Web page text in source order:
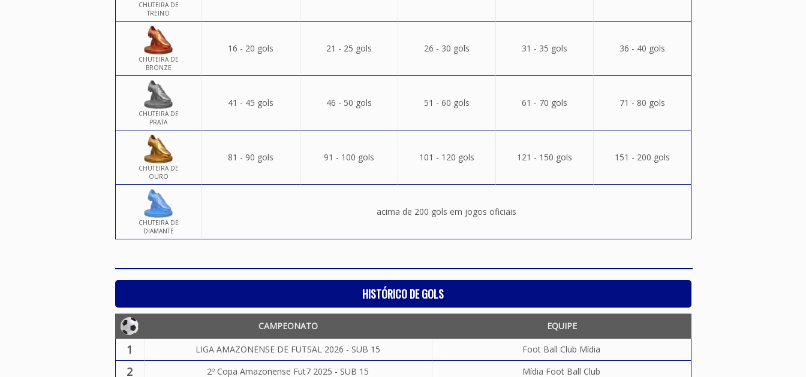
CHUTEIRA DE
TREINO
CHUTEIRA DE
BRONZE
16 - 20 gols 21 - 25 gols 26 - 30 gols 31 - 35 gols 36 - 40 gols
CHUTEIRA DE
PRATA
41 - 45 gols 46 - 50 gols 51 - 60 gols 61 - 70 gols 71 - 80 gols
CHUTEIRA DE
OURO
81 - 90 gols 91 - 100 gols 101 - 120 gols 121 - 150 gols 151 - 200 gols
CHUTEIRA DE
DIAMANTE
acima de 200 gols em jogos oficiais
HISTÓRICO DE GOLS
CAMPEONATO EQUIPE
1 LIGA AMAZONENSE DE FUTSAL 2026 - SUB 15 Foot Ball Club Mídia
2 2º Copa Amazonense Fut7 2025 - SUB 15 Mídia Foot Ball Club